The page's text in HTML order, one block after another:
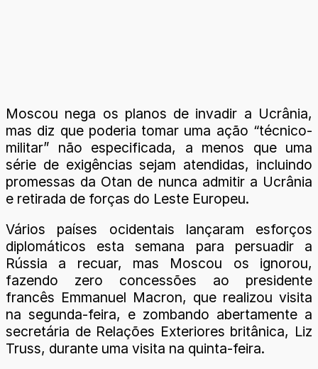
Moscou nega os planos de invadir a Ucrânia,
mas diz que poderia tomar uma ação “técnico-
militar” não especificada, a menos que uma
série de exigências sejam atendidas, incluindo
promessas da Otan de nunca admitir a Ucrânia
e retirada de forças do Leste Europeu.
Vários países ocidentais lançaram esforços
diplomáticos esta semana para persuadir a
Rússia a recuar, mas Moscou os ignorou,
fazendo zero concessões ao presidente
francês Emmanuel Macron, que realizou visita
na segunda-feira, e zombando abertamente a
secretária de Relações Exteriores britânica, Liz
Truss, durante uma visita na quinta-feira.